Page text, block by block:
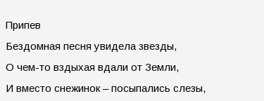
Припев
Бездомная песня увидела звезды,
О чем-то вздыхая вдали от Земли,
И вместо снежинок – посыпались слезы,